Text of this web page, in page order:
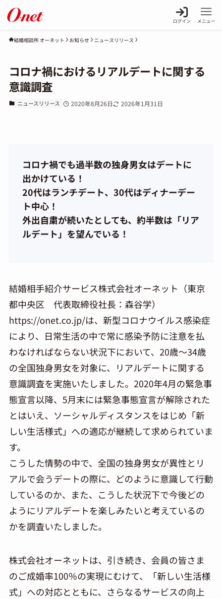
ログイン メニュー
結婚相談所 オーネット お知らせ ニュースリリース
コロナ禍におけるリアルデートに関する
意識調査
ニュースリリース 2020年8月26日 2026年1月31日
コロナ禍でも過半数の独身男女はデートに
出かけている！
20代はランチデート、30代はディナーデー
ト中心！
外出自粛が続いたとしても、約半数は「リア
ルデート」を望んでいる！
結婚相手紹介サービス株式会社オーネット（東京
都中央区 代表取締役社長：森谷学）
https://onet.co.jp/は、新型コロナウイルス感染症
により、日常生活の中で常に感染予防に注意を払
わなければならない状況下において、20歳～34歳
の全国独身男女を対象に、リアルデートに関する
意識調査を実施いたしました。2020年4月の緊急事
態宣言以降、5月末には緊急事態宣言が解除された
とはいえ、ソーシャルディスタンスをはじめ「新
しい生活様式」への適応が継続して求められていま
す。
こうした情勢の中で、全国の独身男女が異性とリ
アルで会うデートの際に、どのように意識して行動
しているのか、また、こうした状況下で今後どの
ようにリアルデートを楽しみたいと考えているの
かを調査いたしました。
株式会社オーネットは、引き続き、会員の皆さま
のご成婚率100％の実現にむけて、「新しい生活様
式」への対応とともに、さらなるサービスの向上